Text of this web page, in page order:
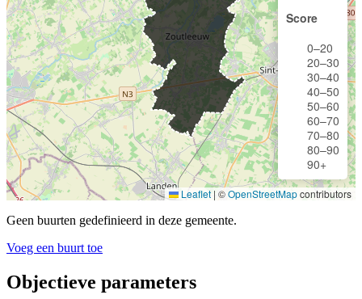
Score
0–20
20–30
30–40
40–50
50–60
60–70
70–80
80–90
90+
Leaflet | ©OpenStreetMapcontributors
Geen buurten gedefinieerd in deze gemeente.
Voeg een buurt toe
Objectieve parameters